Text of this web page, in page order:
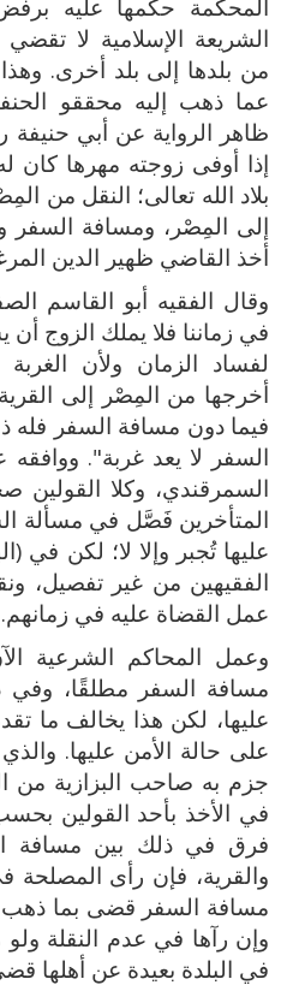
المحكمة حكمها عليه
الشريعة الإسلامية لا تقضي
من بلدها إلى بلد أخرى.
عما ذهب إليه محققو
ظاهر الرواية عن أبي حنيفة
إذا أوفى زوجته مهرها كان
بلاد الله تعالى؛ النقل من
إلى المِصْر، ومسافة السفر
أخذ القاضي ظهير الدين
وقال الفقيه أبو القاسم
في زماننا فلا يملك الزوج أن
لفساد الزمان ولأن الغربة
أخرجها من المِصْر إلى
فيما دون مسافة السفر فله
السفر لا يعد غربة". ووافقه
السمرقندي، وكلا القولين
المتأخرين فَصَّل في مسألة
عليها تُجبر وإلا لا؛ لكن في
الفقيهين من غير تفصيل،
عمل القضاة عليه في زمانهم.
وعمل المحاكم الشرعية
مسافة السفر مطلقًا، وفي
عليها، لكن هذا يخالف ما
على حالة الأمن عليها.
جزم به صاحب البزازية من
في الأخذ بأحد القولين
فرق في ذلك بين مسافة
والقرية، فإن رأى المصلحة
مسافة السفر قضى بما ذهب
وإن رآها في عدم النقلة
في البلدة بعيدة عن أهلها